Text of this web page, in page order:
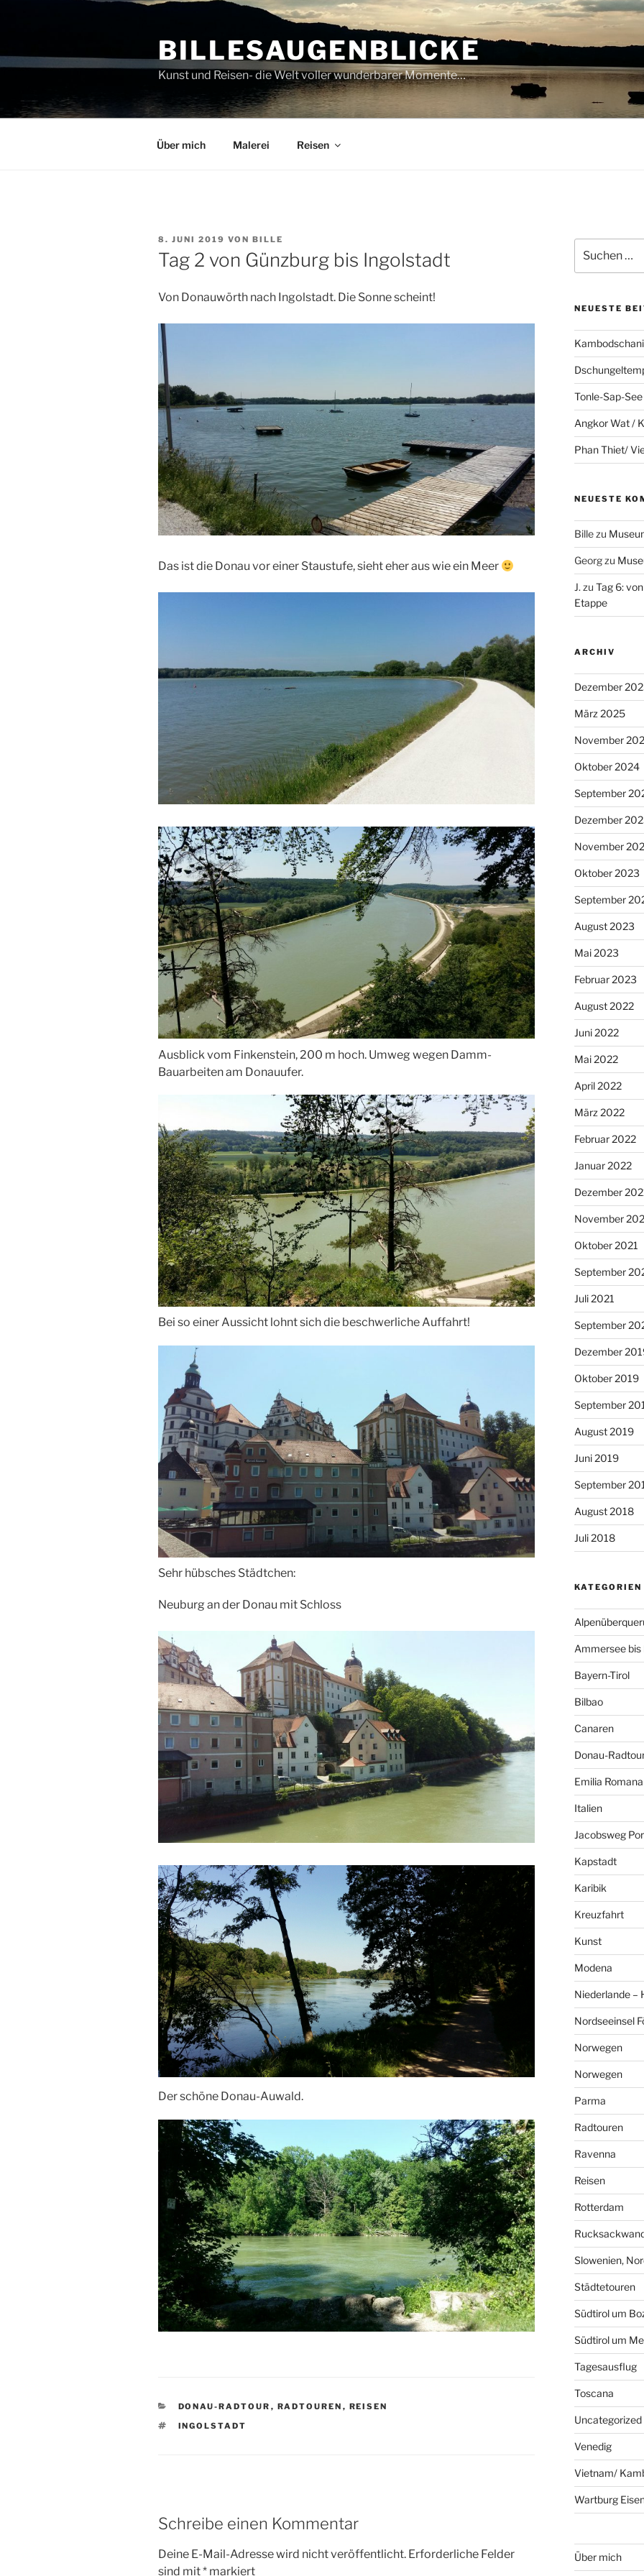
BILLESAUGENBLICKE
Kunst und Reisen- die Welt voller wunderbarer Momente…
Über mich Malerei Reisen
VERÖFFENTLICHT
AM
8. JUNI 2019 VON BILLE
Tag 2 von Günzburg bis Ingolstadt
Von Donauwörth nach Ingolstadt. Die Sonne scheint!
Das ist die Donau vor einer Staustufe, sieht eher aus wie ein Meer
Ausblick vom Finkenstein, 200 m hoch. Umweg wegen Damm-
Bauarbeiten am Donauufer.
Bei so einer Aussicht lohnt sich die beschwerliche Auffahrt!
Sehr hübsches Städtchen:
Neuburg an der Donau mit Schloss
Der schöne Donau-Auwald.
KATEGORIEN
DONAU-RADTOUR , RADTOUREN , REISEN
SCHLAGWÖRTER
INGOLSTADT
Schreibe einen Kommentar
Deine E-Mail-Adresse wird nicht veröffentlicht. Erforderliche Felder
sind mit* markiert
nach:
NEUESTE
Tonle-Sap-
Angkor Wat /
Phan Thiet/
NEUESTE
Billezu
Georgzu
J. zu Tag 6:
Etappe
ARCHIV
Dezember
März 2025
November
Oktober 2024
September
Dezember
November
Oktober 2023
September
August 2023
Mai 2023
Februar 2023
August 2022
Juni 2022
Mai 2022
April 2022
März 2022
Februar 2022
Januar 2022
Dezember
November
Oktober 2021
September
Juli 2021
September
Dezember
Oktober 2019
September
August 2019
Juni 2019
September
August 2018
Juli 2018
KATEGORIEN
Ammersee bis
Bayern-Tirol
Bilbao
Canaren
Donau-
Emilia Romana
Italien
Jacobsweg
Kapstadt
Karibik
Kreuzfahrt
Kunst
Modena
Niederlande –
Nordseeinsel
Norwegen
Norwegen
Parma
Radtouren
Ravenna
Reisen
Rotterdam
Slowenien,
Städtetouren
Südtirol um
Südtirol um
Tagesausflug
Toscana
Uncategorized
Venedig
Vietnam/
Wartburg
Über mich